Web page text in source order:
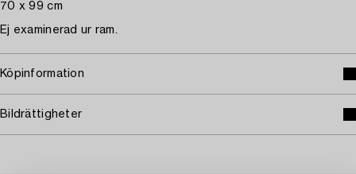
70 x 99 cm
Ej examinerad ur ram.
Köpinformation
Bildrättigheter